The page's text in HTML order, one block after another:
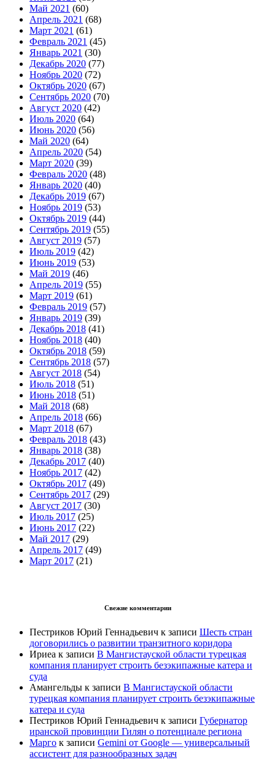
Май 2021 (60)
Апрель 2021 (68)
Март 2021 (61)
Февраль 2021 (45)
Январь 2021 (30)
Декабрь 2020 (77)
Ноябрь 2020 (72)
Октябрь 2020 (67)
Сентябрь 2020 (70)
Август 2020 (42)
Июль 2020 (64)
Июнь 2020 (56)
Май 2020 (64)
Апрель 2020 (54)
Март 2020 (39)
Февраль 2020 (48)
Январь 2020 (40)
Декабрь 2019 (67)
Ноябрь 2019 (53)
Октябрь 2019 (44)
Сентябрь 2019 (55)
Август 2019 (57)
Июль 2019 (42)
Июнь 2019 (53)
Май 2019 (46)
Апрель 2019 (55)
Март 2019 (61)
Февраль 2019 (57)
Январь 2019 (39)
Декабрь 2018 (41)
Ноябрь 2018 (40)
Октябрь 2018 (59)
Сентябрь 2018 (57)
Август 2018 (54)
Июль 2018 (51)
Июнь 2018 (51)
Май 2018 (68)
Апрель 2018 (66)
Март 2018 (67)
Февраль 2018 (43)
Январь 2018 (38)
Декабрь 2017 (40)
Ноябрь 2017 (42)
Октябрь 2017 (49)
Сентябрь 2017 (29)
Август 2017 (30)
Июль 2017 (25)
Июнь 2017 (22)
Май 2017 (29)
Апрель 2017 (49)
Март 2017 (21)
Свежие комментарии
Пестриков Юрий Геннадьевич к записи Шесть стран
договорились о развитии транзитного коридора
Ириеа к записи В Мангистауской области турецкая
компания планирует строить безэкипажные катера и
суда
Амангельды к записи В Мангистауской области
турецкая компания планирует строить безэкипажные
катера и суда
Пестриков Юрий Геннадьевич к записи Губернатор
иранской провинции Гилян о потенциале региона
Марго к записи Gemini от Google — универсальный
ассистент для разнообразных задач